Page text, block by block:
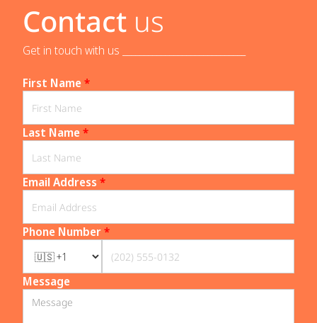
Contact us
Get in touch with us _____________________________
First Name*
Last Name*
Email Address *
Phone Number*
Message